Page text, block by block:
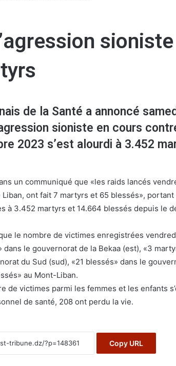
sioniste
de la Santé a annoncé
sioniste en cours
2023 s’est alourdi à 3.452
un communiqué que «les raids lancés
Liban, ont fait 7 martyrs et 65 blessés», portant
à 3.452 martyrs et 14.664 blessés depuis le
le nombre de victimes enregistrées
le gouvernorat de la Bekaa (est), «3
du Sud (sud), «21 blessés» dans le
au Mont-Liban.
de victimes parmi les femmes et les enfants
de santé, 208 ont perdu la vie.
Copy URL